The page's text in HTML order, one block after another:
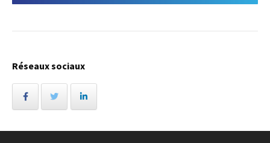
Réseaux sociaux